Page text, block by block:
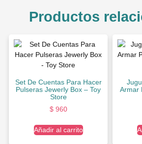
Productos
Set De Cuentas Para Hacer
Pulseras Jewerly Box – Toy
Store
$960
Añadir al carrito
Armar